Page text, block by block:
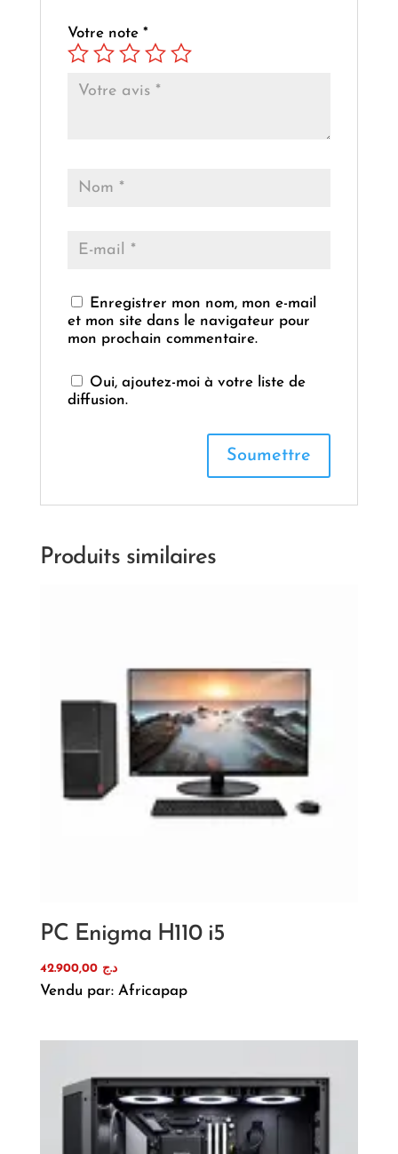
Votre note *
Enregistrer mon nom, mon e-mail
et mon site dans le navigateur pour
mon prochain commentaire.
Oui, ajoutez-moi à votre liste de
diffusion.
Produits similaires
PC Enigma H110 i5
د.ج 42.900,00
Vendu par: Africapap